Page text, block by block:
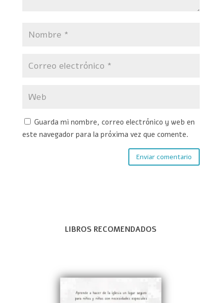
Guarda mi nombre, correo electrónico y web en
este navegador para la próxima vez que comente.
LIBROS RECOMENDADOS